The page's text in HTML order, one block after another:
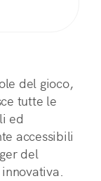
del gioco,
tutte le
ed
accessibili
del